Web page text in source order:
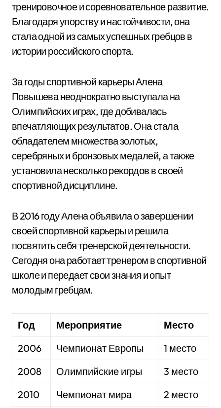
тренировочное и соревновательное развитие.
Благодаря упорству и настойчивости, она
стала одной из самых успешных гребцов в
истории российского спорта.
За годы спортивной карьеры Алена
Повышева неоднократно выступала на
Олимпийских играх, где добивалась
впечатляющих результатов. Она стала
обладателем множества золотых,
серебряных и бронзовых медалей, а также
установила несколько рекордов в своей
спортивной дисциплине.
В 2016 году Алена объявила о завершении
своей спортивной карьеры и решила
посвятить себя тренерской деятельности.
Сегодня она работает тренером в спортивной
школе и передает свои знания и опыт
молодым гребцам.
Год Мероприятие
Место
2006
Чемпионат Европы
1 место
2008
Олимпийские игры
3 место
2010
Чемпионат мира
2 место